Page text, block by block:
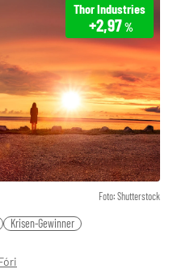
Foto: Shutterstock
Thor Industries
+2,97%
Krisen-Gewinner